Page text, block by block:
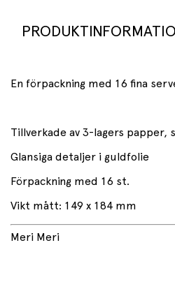
En förpackning med 16 fina
Tillverkade av 3-lagers papper,
Glansiga detaljer i guldfolie
Förpackning med 16 st.
Vikt mått: 149 x 184 mm
Meri Meri